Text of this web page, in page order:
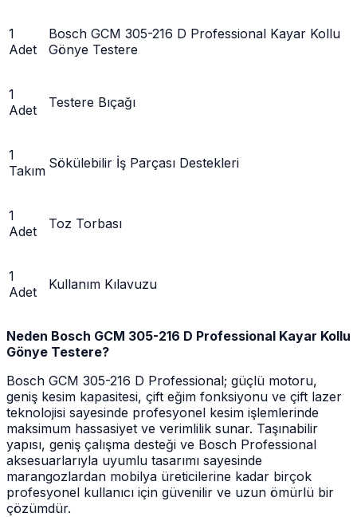
1
Adet
Bosch GCM 305-216 D Professional Kayar Kollu
Gönye Testere
1
Adet
Testere Bıçağı
1
Takım Sökülebilir İş Parçası Destekleri
1
Adet
Toz Torbası
1
Adet
Kullanım Kılavuzu
Neden Bosch GCM 305-216 D Professional Kayar Kollu
Gönye Testere?
Bosch GCM 305-216 D Professional; güçlü motoru,
geniş kesim kapasitesi, çift eğim fonksiyonu ve çift lazer
teknolojisi sayesinde profesyonel kesim işlemlerinde
maksimum hassasiyet ve verimlilik sunar. Taşınabilir
yapısı, geniş çalışma desteği ve Bosch Professional
aksesuarlarıyla uyumlu tasarımı sayesinde
marangozlardan mobilya üreticilerine kadar birçok
profesyonel kullanıcı için güvenilir ve uzun ömürlü bir
çözümdür.